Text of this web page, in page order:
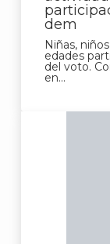
dem
Niñas,
edades
del voto.
en...